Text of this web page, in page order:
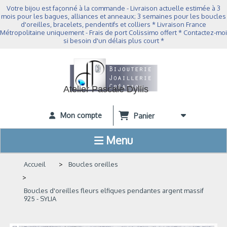
Votre bijou est façonné à la commande - Livraison actuelle estimée à 3
mois pour les bagues, alliances et anneaux; 3 semaines pour les boucles
d'oreilles, bracelets, pendentifs et colliers * Livraison France
Métropolitaine uniquement - Frais de port Colissimo offert * Contactez-moi
si besoin d'un délais plus court *
Atelier Pascale Dyllis
Mon compte Panier
Menu
Accueil Boucles oreilles
Boucles d'oreilles fleurs elfiques pendantes argent massif
925 - SYLIA
Panneau de gestion des cookies